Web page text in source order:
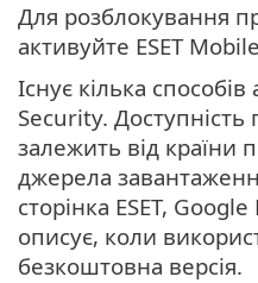
Для розблокування
активуйте ESET
Існує кілька способів
Security. Доступність
залежить від країни
джерела
сторінка ESET,
описує, коли
безкоштовна версія.